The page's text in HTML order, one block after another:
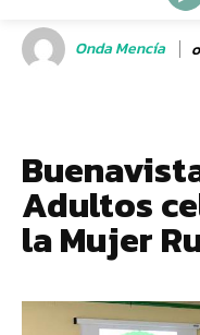
Onda Mencía
Adultos
la Mujer